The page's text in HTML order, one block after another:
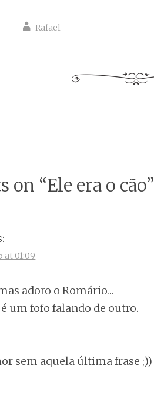
Rafael
on “Ele era o cão”
at 01:09
adoro o Romário…
um fofo falando de outro.
sem aquela última frase ;))